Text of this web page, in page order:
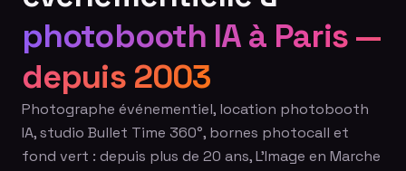
photobooth IA à Paris —
depuis 2003
Photographe événementiel, location photobooth
IA, studio Bullet Time 360°, bornes photocall et
fond vert : depuis plus de 20 ans, L'Image en Marche